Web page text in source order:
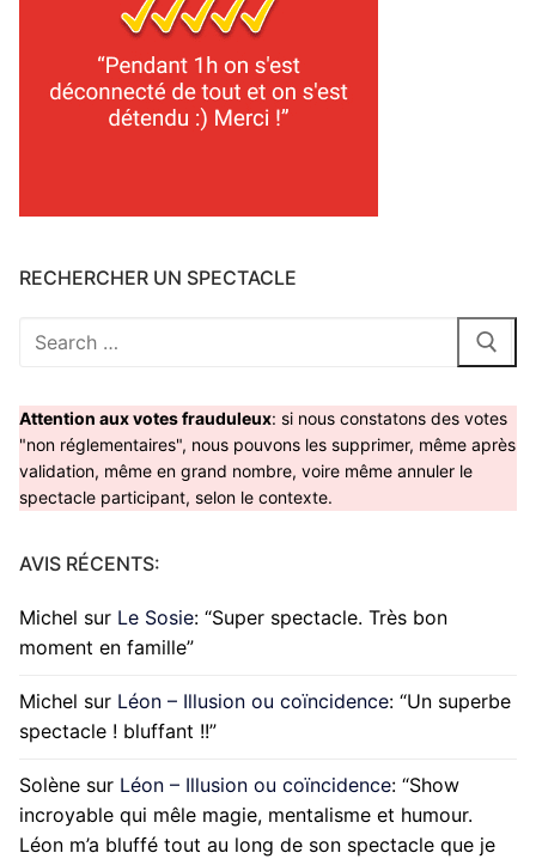
RECHERCHER UN SPECTACLE
Rechercher
Attention aux votes frauduleux: si nous constatons des votes
"non réglementaires", nous pouvons les supprimer, même après
validation, même en grand nombre, voire même annuler le
spectacle participant, selon le contexte.
AVIS RÉCENTS:
Michel sur Le Sosie: “Super spectacle. Très bon
moment en famille”
Michel sur Léon – Illusion ou coïncidence: “Un superbe
spectacle ! bluffant !!”
Solène sur Léon – Illusion ou coïncidence: “Show
incroyable qui mêle magie, mentalisme et humour.
Léon m’a bluffé tout au long de son spectacle que je